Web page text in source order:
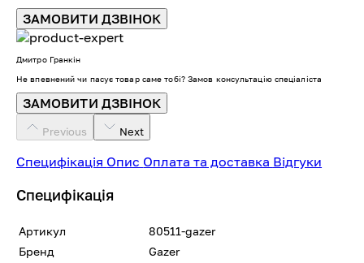
ЗАМОВИТИ ДЗВІНОК
Дмитро Гранкін
Не впевнений чи пасує товар саме тобі? Замов консультацію спеціаліста
ЗАМОВИТИ ДЗВІНОК
Previous Next
Специфікація Опис Оплата та доставка Відгуки
Специфікація
Артикул
80511-gazer
Бренд
Gazer